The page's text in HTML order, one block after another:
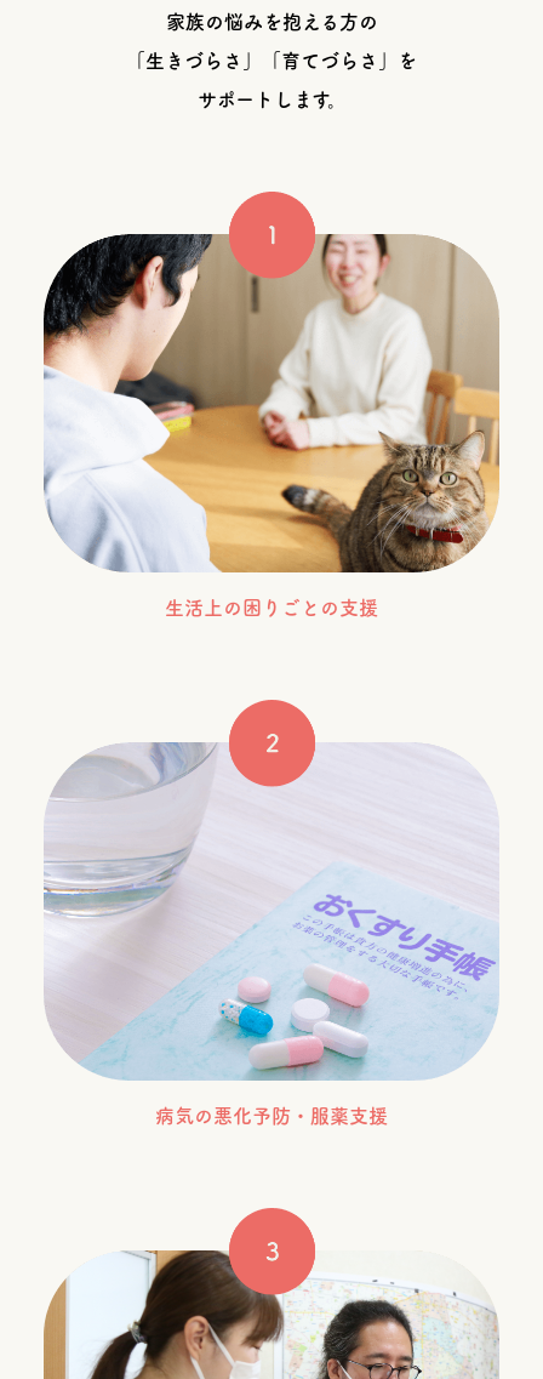
家族の悩みを抱える方の
「生きづらさ」「育てづらさ」を
サポートします。
生活上の困りごとの支援
病気の悪化予防・服薬支援